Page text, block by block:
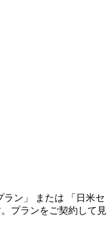
ラン 」 または 「 日米セ
プランをご契約して見